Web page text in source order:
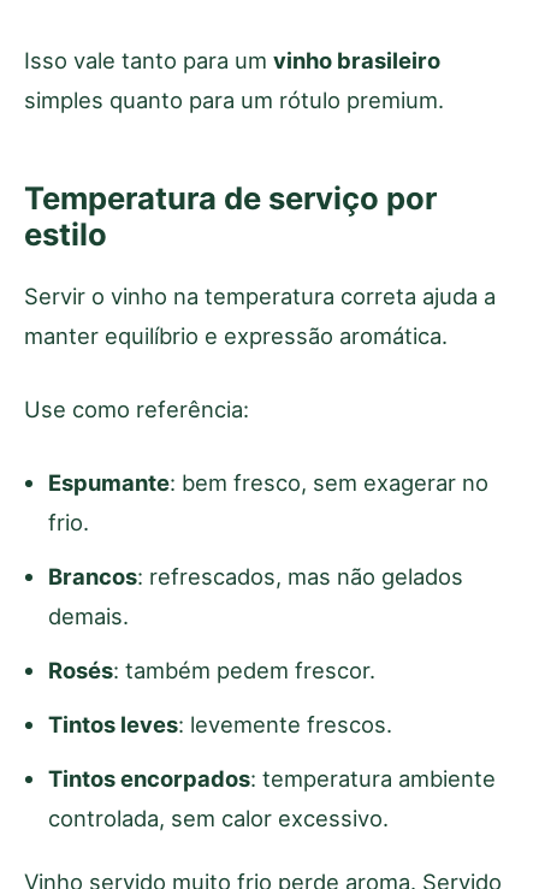
Isso vale tanto para um vinho brasileiro
simples quanto para um rótulo premium.
Temperatura de serviço por
estilo
Servir o vinho na temperatura correta ajuda a
manter equilíbrio e expressão aromática.
Use como referência:
Espumante: bem fresco, sem exagerar no
frio.
Brancos: refrescados, mas não gelados
demais.
Rosés: também pedem frescor.
Tintos leves: levemente frescos.
Tintos encorpados: temperatura ambiente
controlada, sem calor excessivo.
Vinho servido muito frio perde aroma. Servido